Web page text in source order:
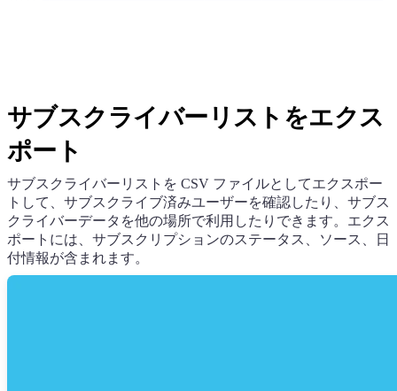
サブスクライバーリストをエクス
ポート
サブスクライバーリストを CSV ファイルとしてエクスポー
トして、サブスクライブ済みユーザーを確認したり、サブス
クライバーデータを他の場所で利用したりできます。エクス
ポートには、サブスクリプションのステータス、ソース、日
付情報が含まれます。